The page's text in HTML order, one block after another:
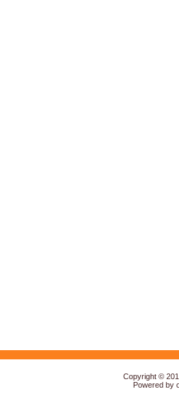
Copyright ©
Powered by